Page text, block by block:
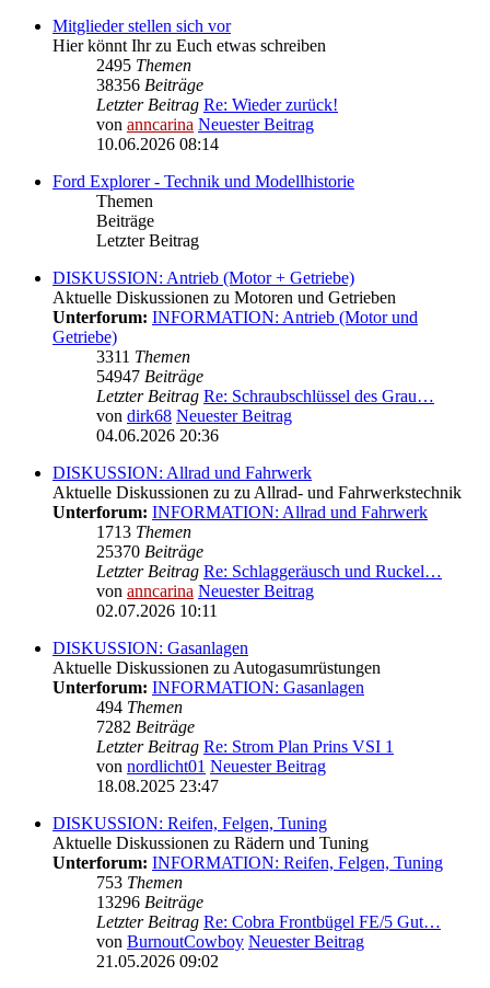
Mitglieder stellen sich vor
Hier könnt Ihr zu Euch etwas schreiben
2495 Themen
38356 Beiträge
Letzter Beitrag Re: Wieder zurück!
von anncarina Neuester Beitrag
10.06.2026 08:14
Ford Explorer - Technik und Modellhistorie
Themen
Beiträge
Letzter Beitrag
DISKUSSION: Antrieb (Motor + Getriebe)
Aktuelle Diskussionen zu Motoren und Getrieben
Unterforum: INFORMATION: Antrieb (Motor und
Getriebe)
3311 Themen
54947 Beiträge
Letzter Beitrag Re: Schraubschlüssel des Grau…
von dirk68 Neuester Beitrag
04.06.2026 20:36
DISKUSSION: Allrad und Fahrwerk
Aktuelle Diskussionen zu zu Allrad- und Fahrwerkstechnik
Unterforum: INFORMATION: Allrad und Fahrwerk
1713 Themen
25370 Beiträge
Letzter Beitrag Re: Schlaggeräusch und Ruckel…
von anncarina Neuester Beitrag
02.07.2026 10:11
DISKUSSION: Gasanlagen
Aktuelle Diskussionen zu Autogasumrüstungen
Unterforum: INFORMATION: Gasanlagen
494 Themen
7282 Beiträge
Letzter Beitrag Re: Strom Plan Prins VSI 1
von nordlicht01 Neuester Beitrag
18.08.2025 23:47
DISKUSSION: Reifen, Felgen, Tuning
Aktuelle Diskussionen zu Rädern und Tuning
Unterforum: INFORMATION: Reifen, Felgen, Tuning
753 Themen
13296 Beiträge
Letzter Beitrag Re: Cobra Frontbügel FE/5 Gut…
von BurnoutCowboy Neuester Beitrag
21.05.2026 09:02